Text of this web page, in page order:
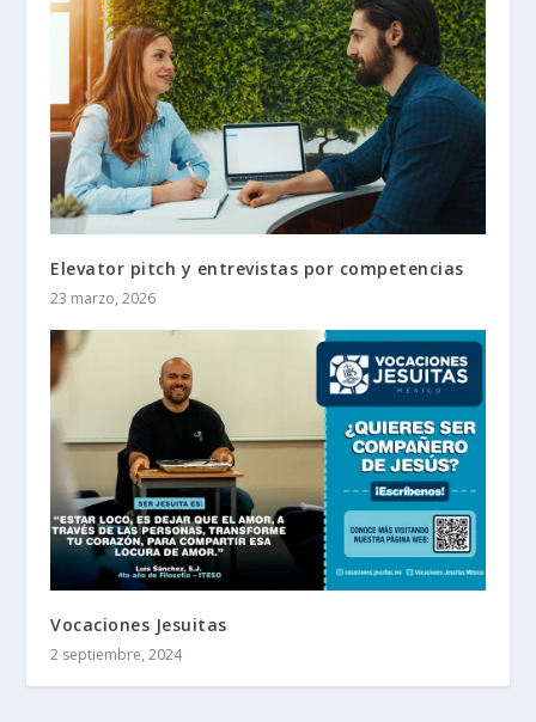
Elevator pitch y entrevistas por competencias
23 marzo, 2026
Vocaciones Jesuitas
2 septiembre, 2024